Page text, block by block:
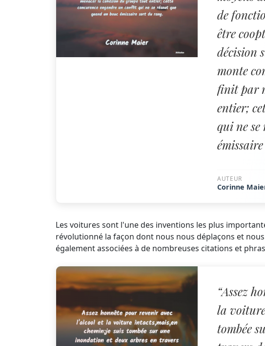
de
être
décision
monte
finit par
entier;
qui ne
AUTEUR
Corinne
Les voitures sont l'une des inventions les plus
révolutionné la façon dont nous nous déplaçons et
également associées à de nombreuses citations et
“Assez
la
tombée